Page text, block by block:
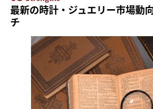
最新の時計・ジュエリー市場動
チ